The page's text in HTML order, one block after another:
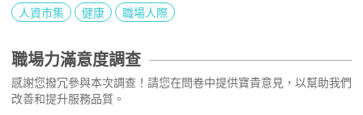
人資市集 健康 職場人際
職場力滿意度調查
感謝您撥冗參與本次調查！請您在問卷中提供寶貴意見，以幫助我們
改善和提升服務品質。